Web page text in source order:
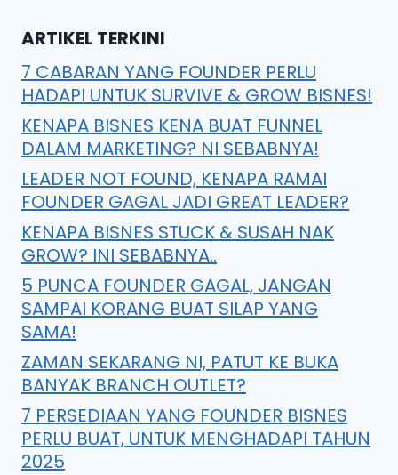
ARTIKEL TERKINI
7 CABARAN YANG FOUNDER PERLU
HADAPI UNTUK SURVIVE & GROW BISNES!
KENAPA BISNES KENA BUAT FUNNEL
DALAM MARKETING? NI SEBABNYA!
LEADER NOT FOUND, KENAPA RAMAI
FOUNDER GAGAL JADI GREAT LEADER?
KENAPA BISNES STUCK & SUSAH NAK
GROW? INI SEBABNYA..
5 PUNCA FOUNDER GAGAL, JANGAN
SAMPAI KORANG BUAT SILAP YANG
SAMA!
ZAMAN SEKARANG NI, PATUT KE BUKA
BANYAK BRANCH OUTLET?
7 PERSEDIAAN YANG FOUNDER BISNES
PERLU BUAT, UNTUK MENGHADAPI TAHUN
2025